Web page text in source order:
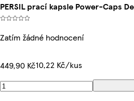
PERSIL prací kapsle Power-Caps
Zatím žádné hodnocení
449,90 Kč10,22 Kč/kus